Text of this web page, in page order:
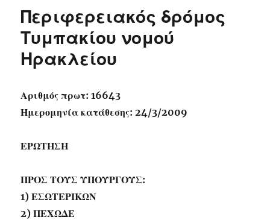
Περιφερειακός δρόμος
Τυμπακίου νομού
Ηρακλείου
Αριθμός πρωτ: 16643
Ημερομηνία κατάθεσης: 24/3/2009
ΕΡΩΤΗΣΗ
ΠΡΟΣ ΤΟΥΣ ΥΠΟΥΡΓΟΥΣ:
1) ΕΣΩΤΕΡΙΚΩΝ
2) ΠΕΧΩΔΕ